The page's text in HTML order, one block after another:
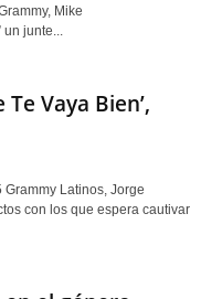
Mike
un junte...
Vaya Bien’,
Latinos, Jorge
con los que espera cautivar